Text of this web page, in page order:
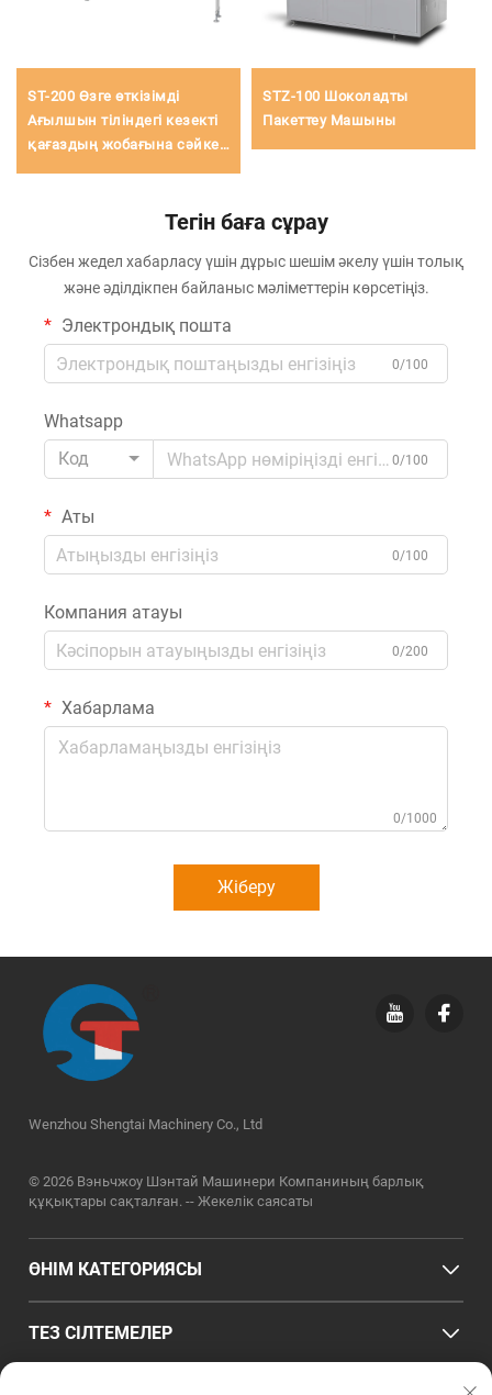
ST-200 Өзге өткізімді
Ағылшын тіліндегі кезекті
қағаздың жобағына сәйкес
STZ-100 Шоколадты
Пакеттеу Машыны
Тегін баға сұрау
Сізбен жедел хабарласу үшін дұрыс шешім әкелу үшін толық
және әділдікпен байланыс мәліметтерін көрсетіңіз.
Электрондық пошта
0/100
Whatsapp
Код
0/100
Аты
0/100
Компания атауы
0/200
Хабарлама
0/1000
Жіберу
Wenzhou Shengtai Machinery Co., Ltd
© 2026 Вэньчжоу Шэнтай Машинери Компаниның барлық
құқықтары сақталған. -- Жекелік саясаты
ӨНІМ КАТЕГОРИЯСЫ
ТЕЗ СІЛТЕМЕЛЕР